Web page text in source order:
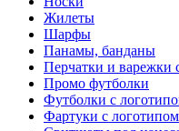
Жилеты
Шарфы
Панамы, банданы
Перчатки и варежки
Промо футболки
Футболки с
Фартуки с логотипом